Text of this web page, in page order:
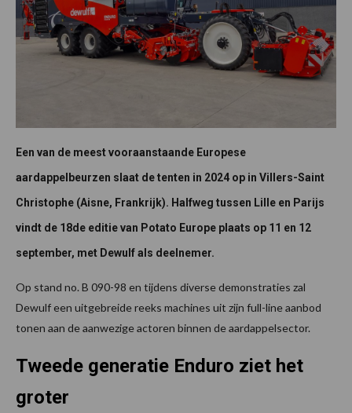
Een van de meest vooraanstaande Europese
aardappelbeurzen slaat de tenten in 2024 op in Villers-Saint
Christophe (Aisne, Frankrijk). Halfweg tussen Lille en Parijs
vindt de 18de editie van Potato Europe plaats op 11 en 12
september, met Dewulf als deelnemer.
Op stand no. B 090-98 en tijdens diverse demonstraties zal
Dewulf een uitgebreide reeks machines uit zijn full-line aanbod
tonen aan de aanwezige actoren binnen de aardappelsector.
Tweede generatie Enduro ziet het
groter